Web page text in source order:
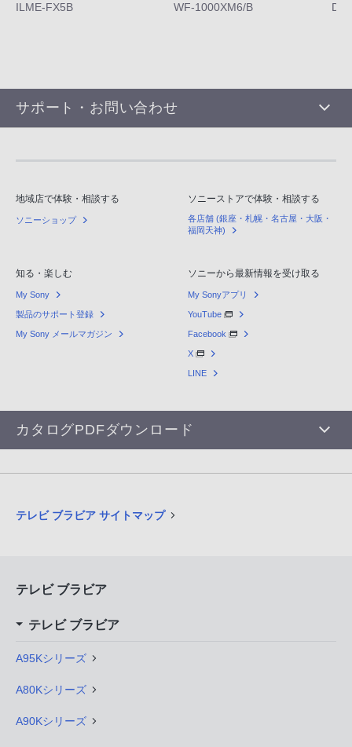
ILME-FX5B
WF-1000XM6/B
サポート・お問い合わせ
地域店で体験・相談する
ソニーショップ
ソニーストアで体験・相談する
各店舗 (銀座・札幌・名古屋・大阪・
福岡天神)
知る・楽しむ
My Sony
製品のサポート登録
My Sony メールマガジン
ソニーから最新情報を受け取る
My Sonyアプリ
YouTube
Facebook
X
LINE
カタログPDFダウンロード
テレビ ブラビア サイトマップ
テレビ ブラビア
テレビ ブラビア
A95Kシリーズ
A80Kシリーズ
A90Kシリーズ